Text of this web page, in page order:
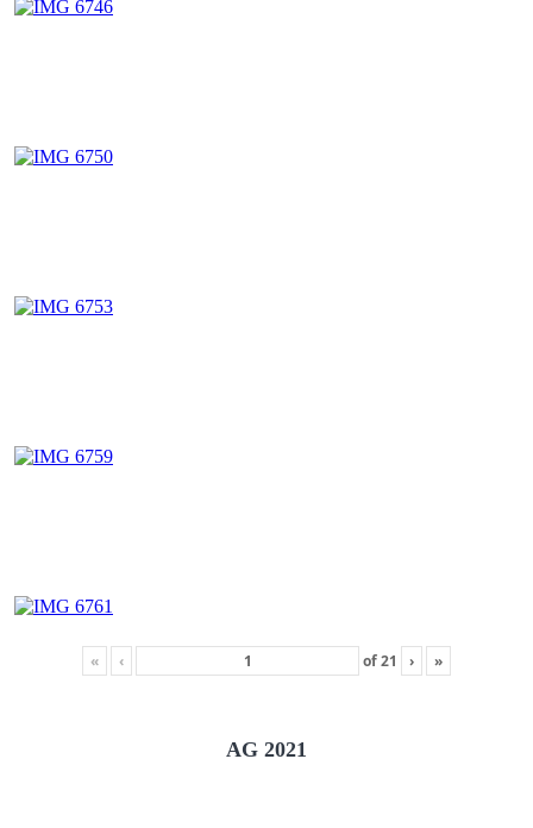
« ‹ of21 › »
AG 2021